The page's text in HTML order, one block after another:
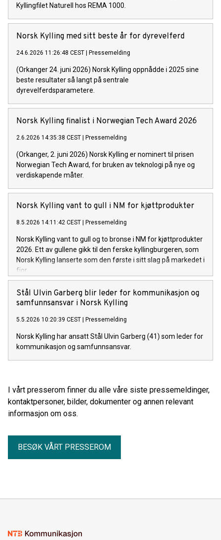
Kyllingfilet Naturell hos REMA 1000.
Norsk Kylling med sitt beste år for dyrevelferd
24.6.2026 11:26:48 CEST Pressemelding
(Orkanger 24. juni 2026) Norsk Kylling oppnådde i 2025 sine
beste resultater så langt på sentrale
dyrevelferdsparametere.
Norsk Kylling finalist i Norwegian Tech Award 2026
2.6.2026 14:35:38 CEST Pressemelding
(Orkanger, 2. juni 2026) Norsk Kylling er nominert til prisen
Norwegian Tech Award, for bruken av teknologi på nye og
verdiskapende måter.
Norsk Kylling vant to gull i NM for kjøttprodukter
8.5.2026 14:11:42 CEST Pressemelding
Norsk Kylling vant to gull og to bronse i NM for kjøttprodukter
2026. Ett av gullene gikk til den ferske kyllingburgeren, som
Norsk Kylling lanserte som den første i sitt slag på markedet i
fjor.
Stål Ulvin Garberg blir leder for kommunikasjon og
samfunnsansvar i Norsk Kylling
5.5.2026 10:20:39 CEST Pressemelding
Norsk Kylling har ansatt Stål Ulvin Garberg (41) som leder for
kommunikasjon og samfunnsansvar.
I vårt presserom finner du alle våre siste pressemeldinger,
kontaktpersoner, bilder, dokumenter og annen relevant
informasjon om oss.
BESØK VÅRT PRESSEROM